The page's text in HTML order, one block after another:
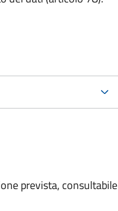
prevista, consultabile